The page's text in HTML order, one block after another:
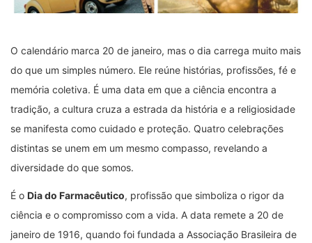
O calendário marca 20 de janeiro, mas o dia carrega muito mais
do que um simples número. Ele reúne histórias, profissões, fé e
memória coletiva. É uma data em que a ciência encontra a
tradição, a cultura cruza a estrada da história e a religiosidade
se manifesta como cuidado e proteção. Quatro celebrações
distintas se unem em um mesmo compasso, revelando a
diversidade do que somos.
É o Dia do Farmacêutico, profissão que simboliza o rigor da
ciência e o compromisso com a vida. A data remete a 20 de
janeiro de 1916, quando foi fundada a Associação Brasileira de